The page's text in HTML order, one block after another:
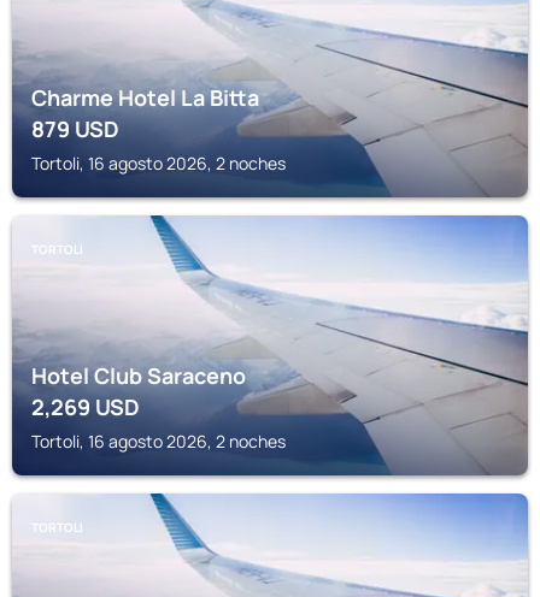
Charme Hotel La Bitta
879USD
Tortoli, 16 agosto 2026, 2 noches
TORTOLI
Hotel Club Saraceno
2,269 USD
Tortoli, 16 agosto 2026, 2 noches
TORTOLI